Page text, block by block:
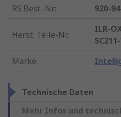
RS Best.-Nr.: 920-
Herst. Teile-Nr.:
ILR-
Marke:
Technische Daten
Mehr Infos und